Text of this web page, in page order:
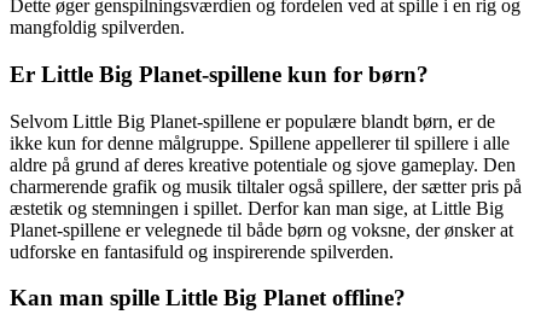
Dette øger genspilningsværdien og fordelen ved at spille i en rig og
mangfoldig spilverden.
Er Little Big Planet-spillene kun for børn?
Selvom Little Big Planet-spillene er populære blandt børn, er de
ikke kun for denne målgruppe. Spillene appellerer til spillere i alle
aldre på grund af deres kreative potentiale og sjove gameplay. Den
charmerende grafik og musik tiltaler også spillere, der sætter pris på
æstetik og stemningen i spillet. Derfor kan man sige, at Little Big
Planet-spillene er velegnede til både børn og voksne, der ønsker at
udforske en fantasifuld og inspirerende spilverden.
Kan man spille Little Big Planet offline?